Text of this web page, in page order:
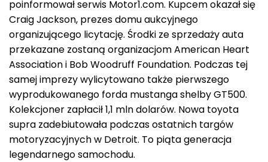
poinformował serwis Motor1.com. Kupcem okazał się
Craig Jackson, prezes domu aukcyjnego
organizującego licytację. Środki ze sprzedaży auta
przekazane zostaną organizacjom American Heart
Association i Bob Woodruff Foundation. Podczas tej
samej imprezy wylicytowano także pierwszego
wyprodukowanego forda mustanga shelby GT500.
Kolekcjoner zapłacił 1,1 mln dolarów. Nowa toyota
supra zadebiutowała podczas ostatnich targów
motoryzacyjnych w Detroit. To piąta generacja
legendarnego samochodu.